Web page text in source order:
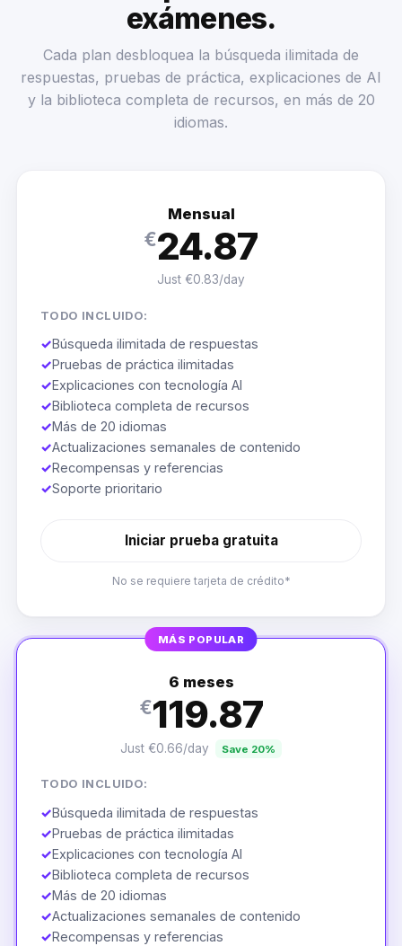
exámenes.
Cada plan desbloquea la búsqueda ilimitada de
respuestas, pruebas de práctica, explicaciones de AI
y la biblioteca completa de recursos, en más de 20
idiomas.
Mensual
€24.87
Just €0.83/day
TODO INCLUIDO:
✓Búsqueda ilimitada de respuestas
✓Pruebas de práctica ilimitadas
✓Explicaciones con tecnología AI
✓Biblioteca completa de recursos
✓Más de 20 idiomas
✓Actualizaciones semanales de contenido
✓Recompensas y referencias
✓Soporte prioritario
Iniciar prueba gratuita
No se requiere tarjeta de crédito*
MÁS POPULAR
6 meses
€119.87
Just €0.66/day Save 20%
TODO INCLUIDO:
✓Búsqueda ilimitada de respuestas
✓Pruebas de práctica ilimitadas
✓Explicaciones con tecnología AI
✓Biblioteca completa de recursos
✓Más de 20 idiomas
✓Actualizaciones semanales de contenido
✓Recompensas y referencias